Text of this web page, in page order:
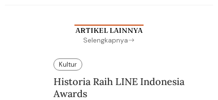
ARTIKEL LAINNYA
Selengkapnya
Kultur
Historia Raih LINE Indonesia
Awards